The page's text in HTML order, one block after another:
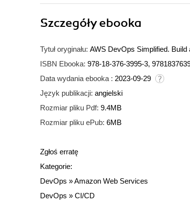
Szczegółyebooka
Tytuł oryginału: AWS DevOps Simplified.
ISBN Ebooka: 978-18-376-3995-3,
Data wydania ebooka : 2023-09-29
Język publikacji: angielski
Rozmiar pliku Pdf: 9.4MB
Rozmiar pliku ePub: 6MB
Zgłoś erratę
Kategorie:
DevOps »Amazon Web Services
DevOps » CI/CD